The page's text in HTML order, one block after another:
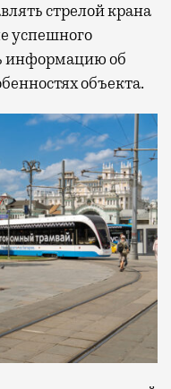
стрелой крана
успешного
информацию об
объекта.